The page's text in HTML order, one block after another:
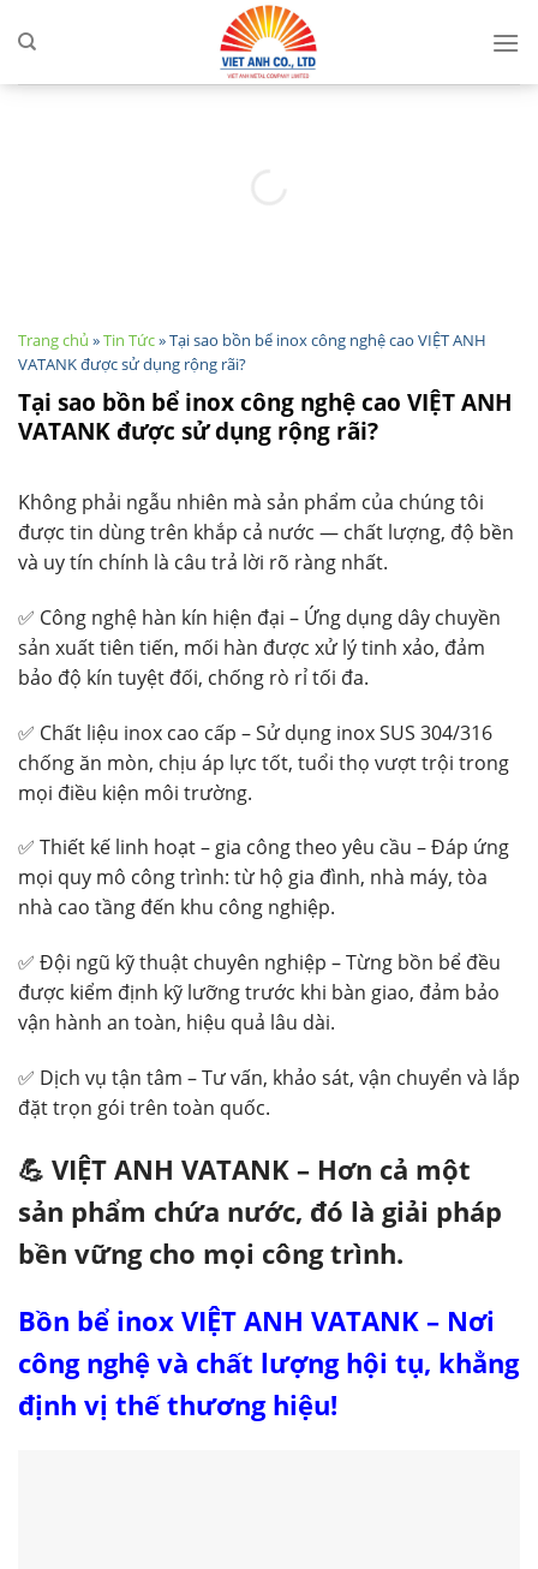
Trang chủ »Tin Tức»Tại sao bồn bể inox công nghệ cao VIỆT ANH
VATANK được sử dụng rộng rãi?
Tại sao bồn bể inox công nghệ cao VIỆT ANH
VATANK được sử dụng rộng rãi?
Không phải ngẫu nhiên mà sản phẩm của chúng tôi
được tin dùng trên khắp cả nước — chất lượng, độ bền
và uy tín chính là câu trả lời rõ ràng nhất.
✅ Công nghệ hàn kín hiện đại – Ứng dụng dây chuyền
sản xuất tiên tiến, mối hàn được xử lý tinh xảo, đảm
bảo độ kín tuyệt đối, chống rò rỉ tối đa.
✅ Chất liệu inox cao cấp – Sử dụng inox SUS 304/316
chống ăn mòn, chịu áp lực tốt, tuổi thọ vượt trội trong
mọi điều kiện môi trường.
✅ Thiết kế linh hoạt – gia công theo yêu cầu – Đáp ứng
mọi quy mô công trình: từ hộ gia đình, nhà máy, tòa
nhà cao tầng đến khu công nghiệp.
✅ Đội ngũ kỹ thuật chuyên nghiệp – Từng bồn bể đều
được kiểm định kỹ lưỡng trước khi bàn giao, đảm bảo
vận hành an toàn, hiệu quả lâu dài.
✅ Dịch vụ tận tâm – Tư vấn, khảo sát, vận chuyển và lắp
đặt trọn gói trên toàn quốc.
💪 VIỆT ANH VATANK – Hơn cả một
sản phẩm chứa nước, đó là giải pháp
bền vững cho mọi công trình.
Bồn bể inox VIỆT ANH VATANK – Nơi
công nghệ và chất lượng hội tụ, khẳng
định vị thế thương hiệu!